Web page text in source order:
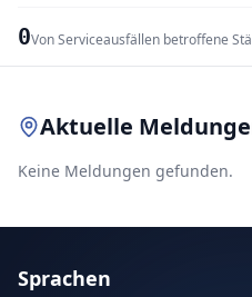
0Von Serviceausfällen betroffene
Aktuelle
Keine Meldungen gefunden.
Sprachen